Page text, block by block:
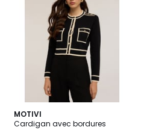
MOTIVI
Cardigan avec bordures